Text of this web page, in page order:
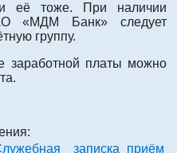
её тоже. При наличии
«МДМ Банк» следует
группу.
заработной платы можно